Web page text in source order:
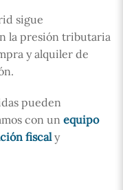
sigue
la presión tributaria
y alquiler de
pueden
con un equipo
fiscaly